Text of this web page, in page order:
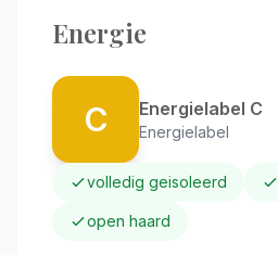
Energie
C Energielabel C
Energielabel
volledig geisoleerd
open haard